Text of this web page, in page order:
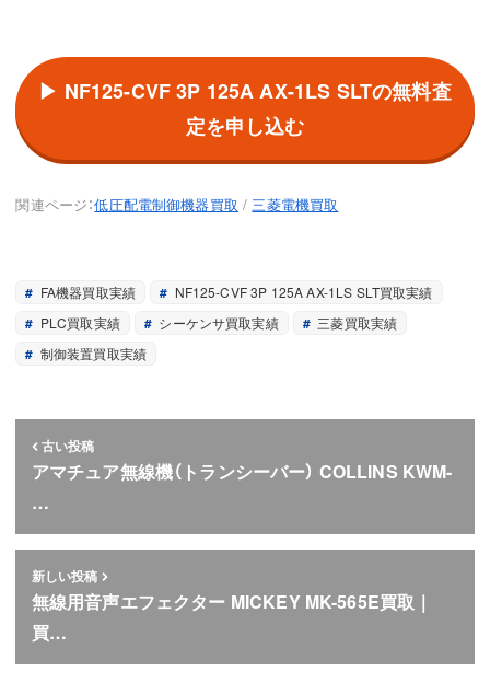
▶ NF125-CVF 3P 125A AX-1LS SLTの無料査
定を申し込む
関連ページ：低圧配電制御機器買取 /三菱電機買取
FA機器買取実績
NF125-CVF 3P 125A AX-1LS SLT買取実績
PLC買取実績
シーケンサ買取実績
三菱買取実績
制御装置買取実績
古い投稿
アマチュア無線機（トランシーバー） COLLINS KWM-
…
新しい投稿
無線用音声エフェクター MICKEY MK-565E買取｜
買…